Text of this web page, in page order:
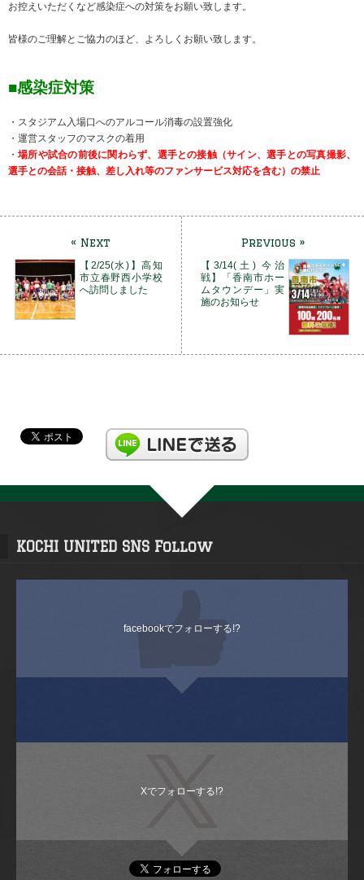
お控えいただくなど感染症への対策をお願い致します。
皆様のご理解とご協力のほど、よろしくお願い致します。
■感染症対策
・スタジアム入場口へのアルコール消毒の設置強化
・運営スタッフのマスクの着用
・場所や試合の前後に関わらず、選手との接触（サイン、選手との写真撮影、
選手との会話・接触、差し入れ等のファンサービス対応を含む）の禁止
« Next
【2/25(水)】高知
市立春野西小学校
へ訪問しました
Previous »
【3/14(土) 今治
戦】「香南市ホー
ムタウンデー」実
施のお知らせ
KOCHI UNITED SNS Follow
facebookでフォローする!?
Xでフォローする!?